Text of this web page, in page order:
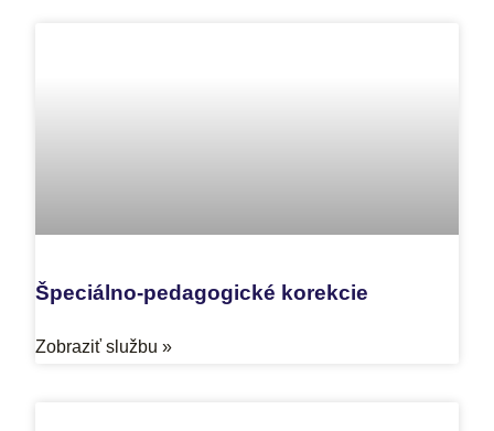
Špeciálno-pedagogické korekcie
Zobraziť službu »